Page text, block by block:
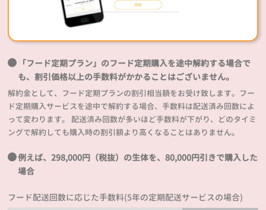
「フード定期プラン」のフード定期購入を途中解約する場合で
も、割引価格以上の手数料がかかることはございません。
解約金として、フード定期プランの割引相当額をお受け致します。フー
ド定期購入サービスを途中で解約する場合、手数料は配送済み回数によ
って変わります。 配送済み回数が多いほど手数料が下がり、どのタイミ
ングで解約しても購入時の割引額より高くなることはありません。
例えば、298,000円（税抜）の生体を、80,000円引きで購入した
場合
フード配送回数に応じた手数料(5年の定期配送サービスの場合)